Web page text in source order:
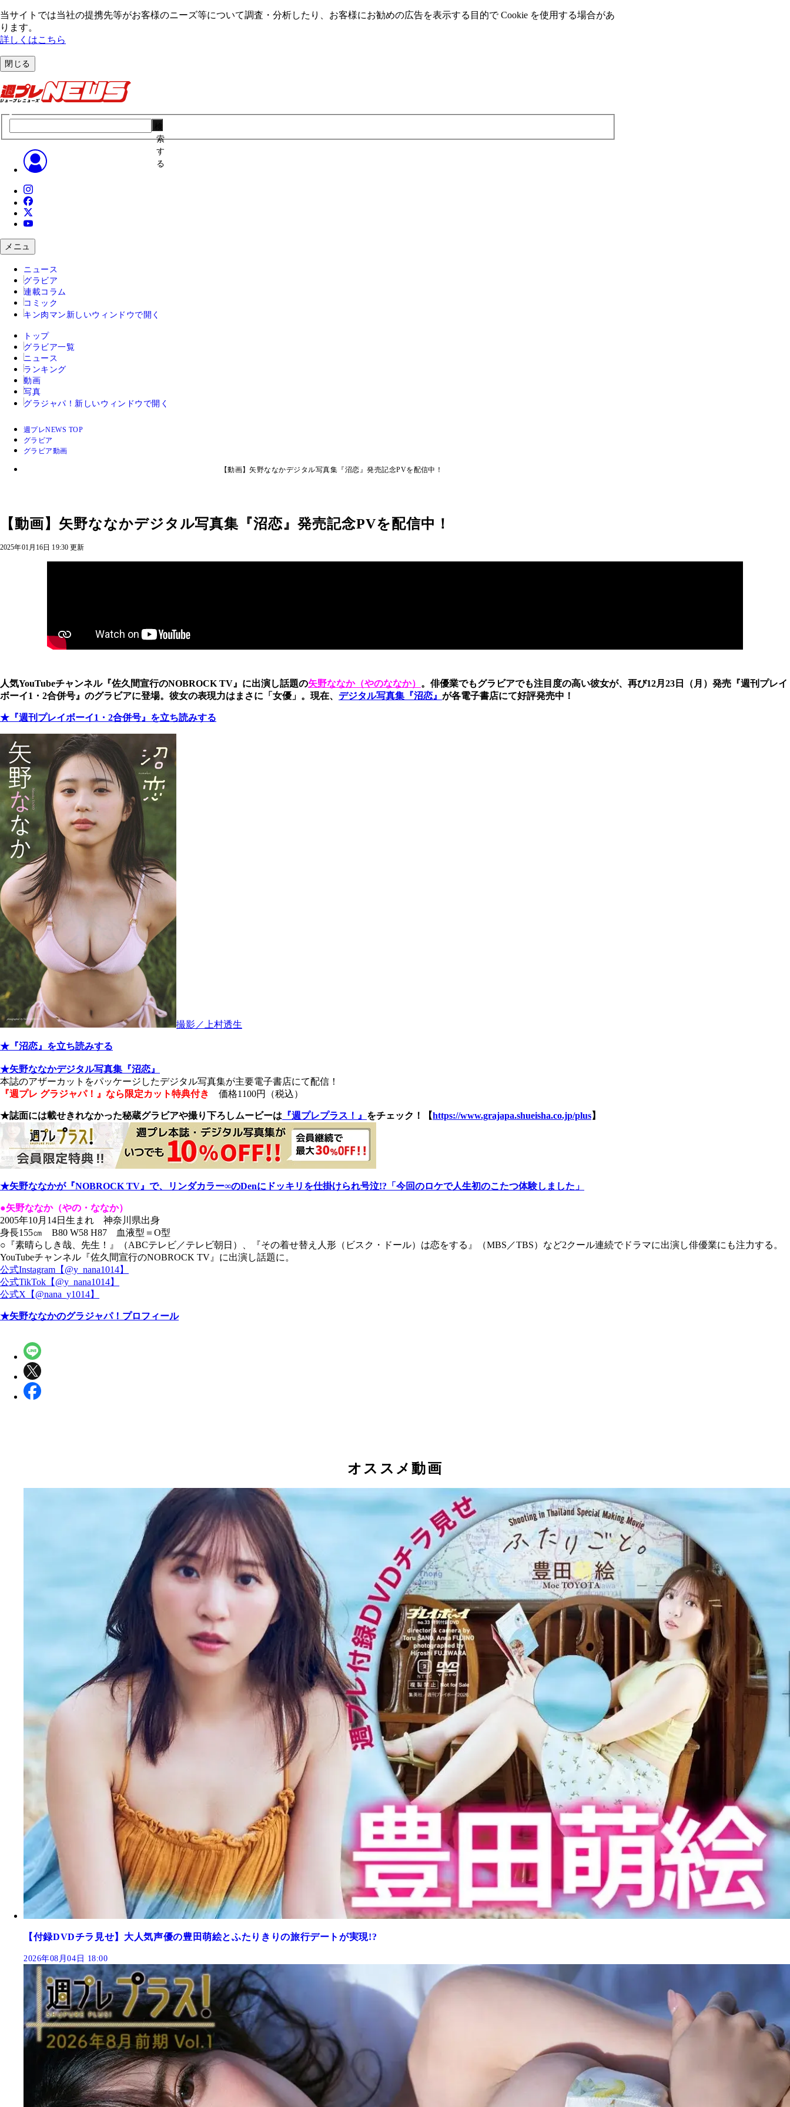
当サイトでは当社の提携先等がお客様のニーズ等について調査・分析したり、お客様にお勧めの広告を表⽰する⽬的で Cookie を使⽤する場合があ
ります。
詳しくはこちら
閉じる
索
す
る
メニュ
ニュース
グラビア
連載コラム
コミック
キン肉マン 新しいウィンドウで開く
トップ
グラビア一覧
ニュース
ランキング
動画
写真
グラジャパ！ 新しいウィンドウで開く
週プレNEWS TOP
グラビア
グラビア動画
【動画】矢野ななかデジタル写真集『沼恋』発売記念PVを配信中！
【動画】矢野ななかデジタル写真集『沼恋』発売記念PVを配信中！
2025年01月16日 19:30 更新
人気YouTubeチャンネル『佐久間宣行のNOBROCK TV』に出演し話題の矢野ななか（やのななか） 。俳優業でもグラビアでも注目度の高い彼女が、再び12月23日（月）発売『週刊プレイ
ボーイ1・2合併号』のグラビアに登場。彼女の表現力はまさに「女優」。現在、 デジタル写真集『沼恋』 が各電子書店にて好評発売中！
★ 『週刊プレイボーイ1・2合併号』を立ち読みする
撮影／上村透生
★『沼恋』を立ち読みする
★矢野ななかデジタル写真集『沼恋』
本誌のアザーカットをパッケージしたデジタル写真集が主要電子書店にて配信！
『週プレ グラジャパ！』なら限定カット特典付き
価格1100円（税込）
★誌面には載せきれなかった秘蔵グラビアや撮り下ろしムービーは 『週プレプラス！』 をチェック！【https://www.grajapa.shueisha.co.jp/plus】
★矢野ななかが『NOBROCK TV』で、リンダカラー∞のDenにドッキリを仕掛けられ号泣!?「今回のロケで人生初のこたつ体験しました」
●矢野ななか（やの・ななか）
2005年10月14日生まれ 神奈川県出身
身長155㎝ B80 W58 H87 血液型＝O型
○『素晴らしき哉、先生！』（ABCテレビ／テレビ朝日）、『その着せ替え人形（ビスク・ドール）は恋をする』（MBS／TBS）など2クール連続でドラマに出演し俳優業にも注力する。
YouTubeチャンネル『佐久間宣行のNOBROCK TV』に出演し話題に。
公式Instagram【@y_nana1014】
公式TikTok【@y_nana1014】
公式X【@nana_y1014】
★矢野ななかのグラジャパ！プロフィール
オススメ動画
【付録DVDチラ見せ】大人気声優の豊田萌絵とふたりきりの旅行デートが実現!?
2026年08月04日 18:00